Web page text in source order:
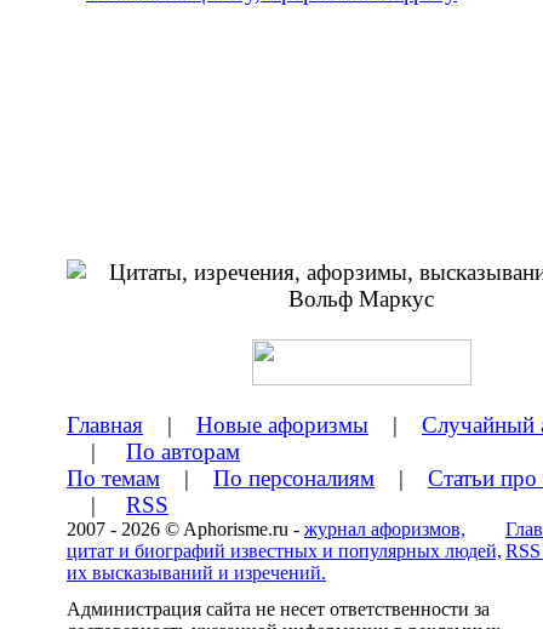
Главная | Новые афоризмы | Случайный
| По авторам
По темам | По персоналиям | Статьи
| RSS
2007 - 2026 © Aphorisme.ru - журнал афоризмов,
цитат и биографий известных и популярных людей,
их высказываний и изречений.
Администрация сайта не несет ответственности за